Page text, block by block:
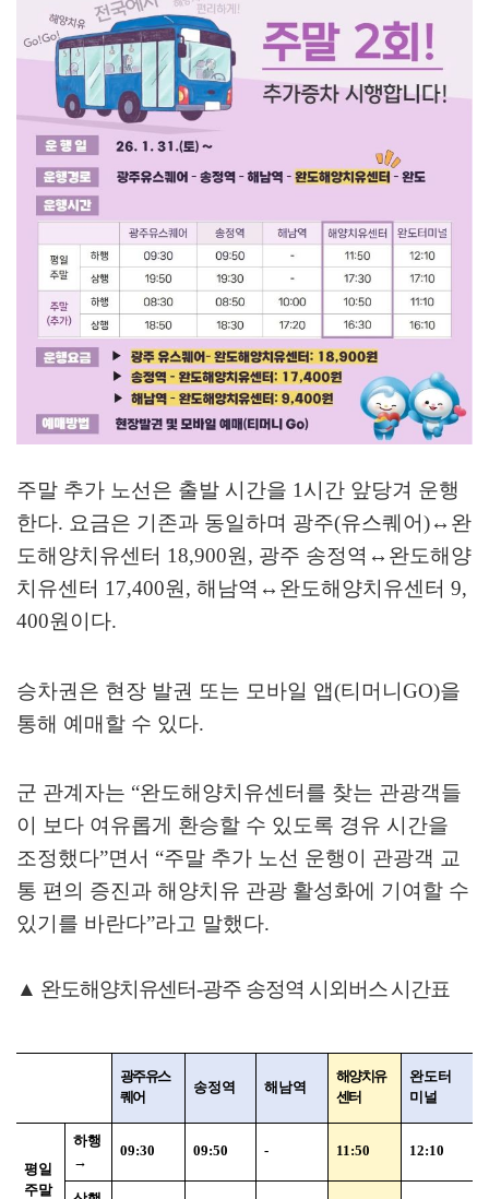
주말 추가 노선은 출발 시간을 1시간 앞당겨 운행
한다. 요금은 기존과 동일하며 광주(유스퀘어)↔ 완
도해양치유센터 18,900원, 광주 송정역 ↔ 완도해양
치유센터 17,400원, 해남역 ↔ 완도해양치유센터 9,
400원이다.
승차권은 현장 발권 또는 모바일 앱(티머니GO)을
통해 예매할 수 있다.
군 관계자는 “완도해양치유센터를 찾는 관광객들
이 보다 여유롭게 환승할 수 있도록 경유 시간을
조정했다”면서 “주말 추가 노선 운행이 관광객 교
통 편의 증진과 해양치유 관광 활성화에 기여할 수
있기를 바란다”라고 말했다.
▲ 완도해양치유센터-광주 송정역 시외버스 시간표
광주유스
퀘어
송정역 해남역
해양치유
센터
완도터
미널
평일
주말
하행
→
09:30 09:50 - 11:50 12:10